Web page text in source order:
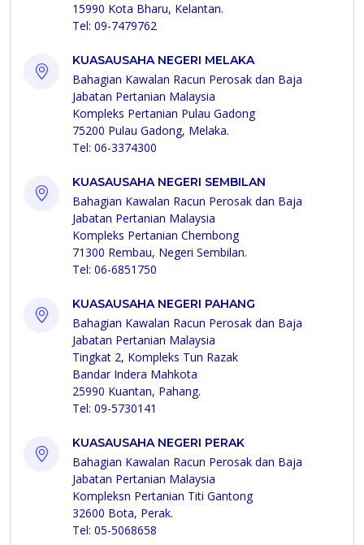
15990 Kota Bharu, Kelantan.
Tel: 09-7479762
KUASAUSAHA NEGERI MELAKA
Bahagian Kawalan Racun Perosak dan Baja
Jabatan Pertanian Malaysia
Kompleks Pertanian Pulau Gadong
75200 Pulau Gadong, Melaka.
Tel: 06-3374300
KUASAUSAHA NEGERI SEMBILAN
Bahagian Kawalan Racun Perosak dan Baja
Jabatan Pertanian Malaysia
Kompleks Pertanian Chembong
71300 Rembau, Negeri Sembilan.
Tel: 06-6851750
KUASAUSAHA NEGERI PAHANG
Bahagian Kawalan Racun Perosak dan Baja
Jabatan Pertanian Malaysia
Tingkat 2, Kompleks Tun Razak
Bandar Indera Mahkota
25990 Kuantan, Pahang.
Tel: 09-5730141
KUASAUSAHA NEGERI PERAK
Bahagian Kawalan Racun Perosak dan Baja
Jabatan Pertanian Malaysia
Kompleksn Pertanian Titi Gantong
32600 Bota, Perak.
Tel: 05-5068658